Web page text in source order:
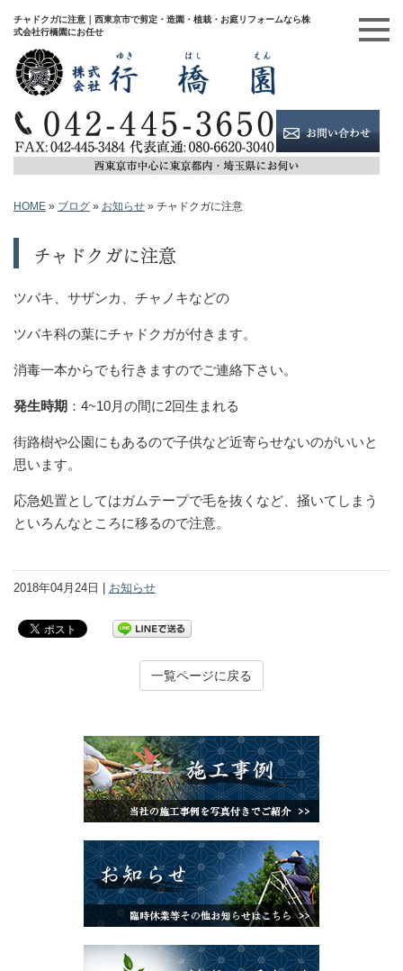
チャドクガに注意｜西東京市で剪定・造園・植栽・お庭リフォームなら株
式会社行橋園にお任せ
HOME » ブログ » お知らせ » チャドクガに注意
チャドクガに注意
ツバキ、サザンカ、チャノキなどの
ツバキ科の葉にチャドクガが付きます。
消毒一本からでも行きますのでご連絡下さい。
発生時期 ：4~10月の間に2回生まれる
街路樹や公園にもあるので子供など近寄らせないのがいいと
思います。
応急処置としてはガムテープで毛を抜くなど、掻いてしまう
といろんなところに移るので注意。
2018年04月24日 | お知らせ
一覧ページに戻る